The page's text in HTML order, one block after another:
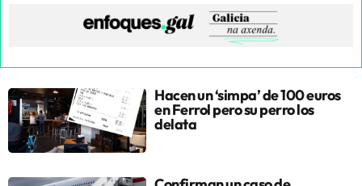
Hacen un ‘simpa’ de 100 euros
en Ferrol pero su perro los
delata